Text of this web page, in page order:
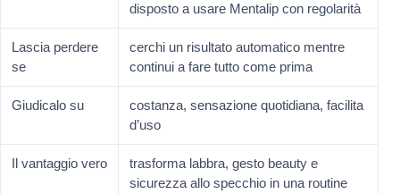
disposto a usare Mentalip con regolarità
Lascia perdere
se
cerchi un risultato automatico mentre
continui a fare tutto come prima
Giudicalo su
costanza, sensazione quotidiana, facilita
d’uso
Il vantaggio vero
trasforma labbra, gesto beauty e
sicurezza allo specchio in una routine